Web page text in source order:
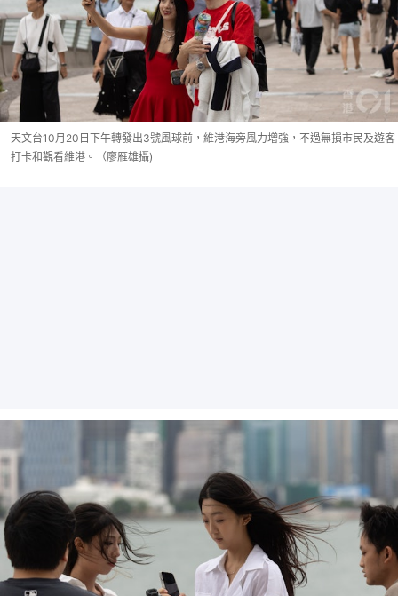
天文台10月20日下午轉發出3號風球前，維港海旁風力增強，不過無損市民及遊客
打卡和觀看維港。（廖雁雄攝)